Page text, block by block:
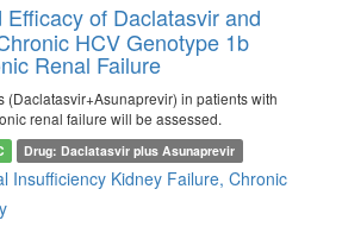
of Daclatasvir and
HCV Genotype 1b
Renal Failure
(Daclatasvir+Asunaprevir) in patients with
renal failure will be assessed.
Drug: Daclatasvir plus Asunaprevir
Insufficiency Kidney Failure, Chronic